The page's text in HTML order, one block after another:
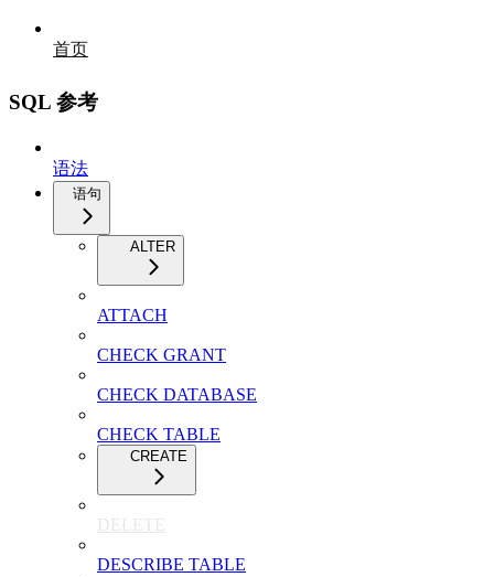
首页
SQL 参考
语法
语句
ALTER
ATTACH
CHECK GRANT
CHECK DATABASE
CHECK TABLE
CREATE
DELETE
DESCRIBE TABLE